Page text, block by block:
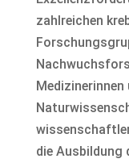
zahlreichen
Medizinerinnen
die Ausbildung